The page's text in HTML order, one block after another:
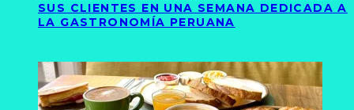
SUS CLIENTES EN UNA SEMANA DEDICADA A
LA GASTRONOMÍA PERUANA